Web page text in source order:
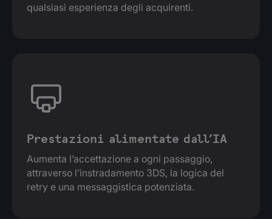
qualsiasi esperienza degli acquirenti.
Prestazioni alimentate dall’IA
Aumenta l’accettazione a ogni passaggio,
attraverso l’instradamento 3DS, la logica del
retry e una messaggistica potenziata.